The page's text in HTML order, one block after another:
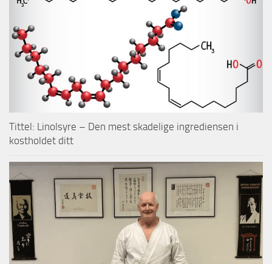
Tittel: Linolsyre – Den mest skadelige ingrediensen i
kostholdet ditt